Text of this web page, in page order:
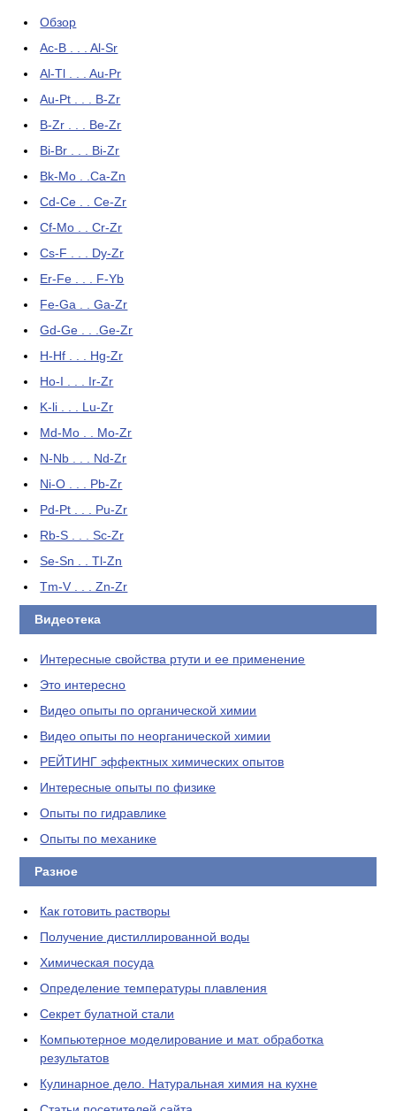
Обзор
Ac-B . . . Al-Sr
Al-Tl . . . Au-Pr
Au-Pt . . . B-Zr
B-Zr . . . Be-Zr
Bi-Br . . . Bi-Zr
Bk-Mo . .Ca-Zn
Cd-Ce . . Ce-Zr
Cf-Mo . . Cr-Zr
Cs-F . . . Dy-Zr
Er-Fe . . . F-Yb
Fe-Ga . . Ga-Zr
Gd-Ge . . .Ge-Zr
H-Hf . . . Hg-Zr
Ho-I . . . Ir-Zr
K-li . . . Lu-Zr
Md-Mo . . Mo-Zr
N-Nb . . . Nd-Zr
Ni-O . . . Pb-Zr
Pd-Pt . . . Pu-Zr
Rb-S . . . Sc-Zr
Se-Sn . . Tl-Zn
Tm-V . . . Zn-Zr
Видеотека
Интересные свойства ртути и ее применение
Это интересно
Видео опыты по органической химии
Видео опыты по неорганической химии
РЕЙТИНГ эффектных химических опытов
Интересные опыты по физике
Опыты по гидравлике
Опыты по механике
Разное
Как готовить растворы
Получение дистиллированной воды
Химическая посуда
Определение температуры плавления
Секрет булатной стали
Компьютерное моделирование и мат. обработка
результатов
Кулинарное дело. Натуральная химия на кухне